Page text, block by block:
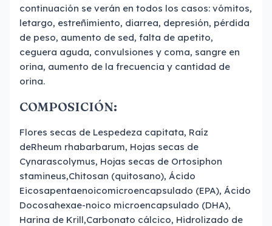
continuación se verán en todos los casos: vómitos,
letargo, estreñimiento, diarrea, depresión, pérdida
de peso, aumento de sed, falta de apetito,
ceguera aguda, convulsiones y coma, sangre en
orina, aumento de la frecuencia y cantidad de
orina.
COMPOSICIÓN:
Flores secas de Lespedeza capitata, Raíz
deRheum rhabarbarum, Hojas secas de
Cynarascolymus, Hojas secas de Ortosiphon
stamineus,Chitosan (quitosano), Ácido
Eicosapentaenoicomicroencapsulado (EPA), Ácido
Docosahexae-noico microencapsulado (DHA),
Harina de Krill,Carbonato cálcico, Hidrolizado de